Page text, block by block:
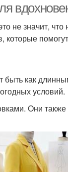
не значит,
как
условий.
Они